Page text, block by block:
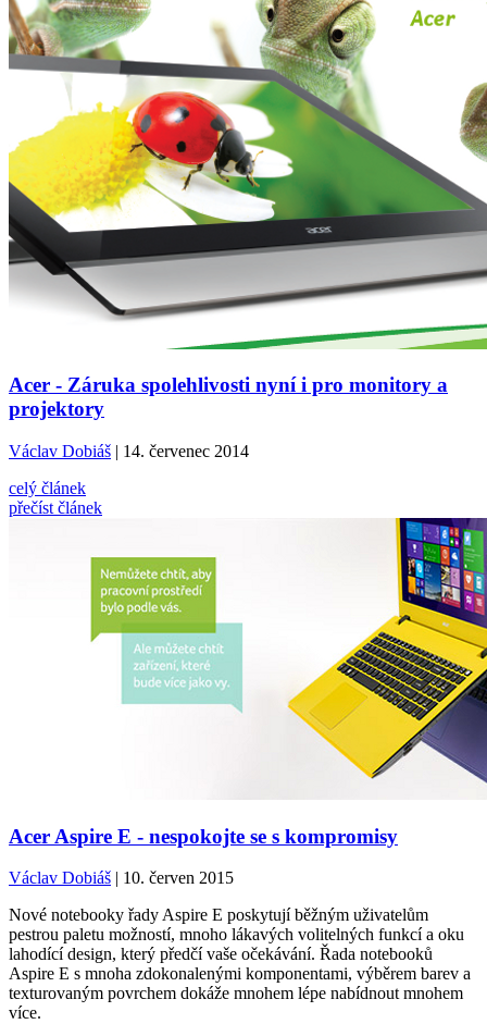
Acer - Záruka spolehlivosti nyní i pro monitory a
projektory
Václav Dobiáš| 14. červenec 2014
celý článek
přečíst článek
Acer Aspire E - nespokojte se s kompromisy
Václav Dobiáš| 10. červen 2015
Nové notebooky řady Aspire E poskytují běžným uživatelům
pestrou paletu možností, mnoho lákavých volitelných funkcí a oku
lahodící design, který předčí vaše očekávání. Řada notebooků
Aspire E s mnoha zdokonalenými komponentami, výběrem barev a
texturovaným povrchem dokáže mnohem lépe nabídnout mnohem
více.